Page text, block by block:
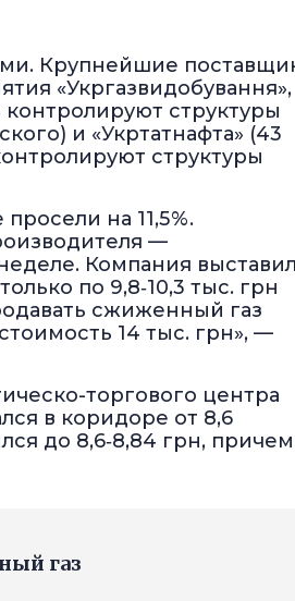
Крупнейшие
«Укргазвидобування»,
контролируют структуры
и «Укртатнафта» (43
структуры
на 11,5 %.
—
Компания
по 9,8‑10,3 тыс. грн
сжиженный газ
14 тыс. грн», —
торгового центра
в коридоре от 8,6
до 8,6‑8,84 грн, причем
газ